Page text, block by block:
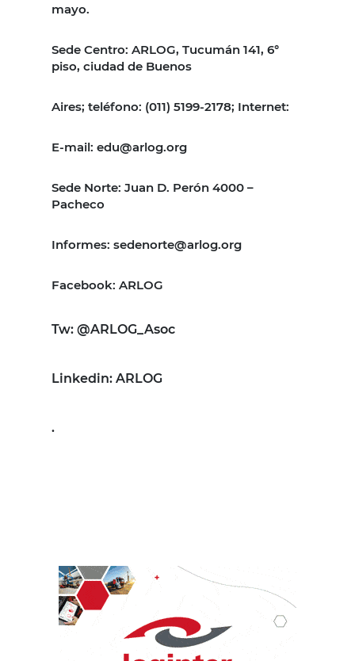
mayo.
Sede Centro: ARLOG, Tucumán 141, 6°
piso, ciudad de Buenos
Aires; teléfono: (011) 5199-2178; Internet:
E-mail: edu@arlog.org
Sede Norte: Juan D. Perón 4000 –
Pacheco
Informes: sedenorte@arlog.org
Facebook: ARLOG
Tw: @ARLOG_Asoc
Linkedin: ARLOG
.